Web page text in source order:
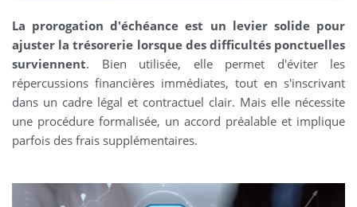
La prorogation d'échéance est un levier solide pour
ajuster la trésorerie lorsque des difficultés ponctuelles
surviennent. Bien utilisée, elle permet d'éviter les
répercussions financières immédiates, tout en s'inscrivant
dans un cadre légal et contractuel clair. Mais elle nécessite
une procédure formalisée, un accord préalable et implique
parfois des frais supplémentaires.